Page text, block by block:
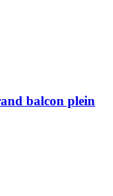
balcon plein